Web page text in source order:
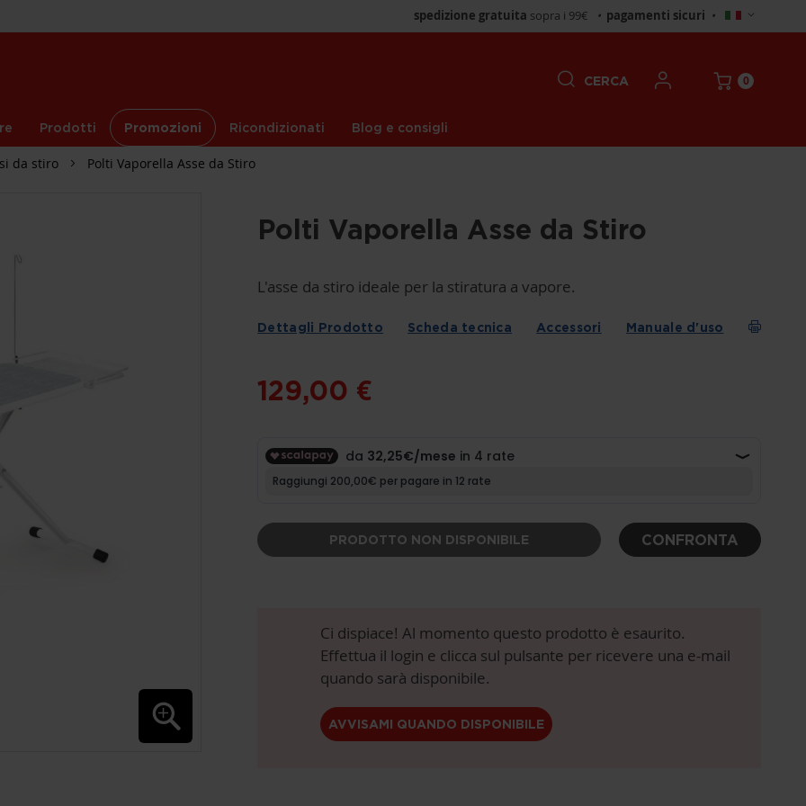
spedizione gratuita sopra i 99€ • pagamenti sicuri •
Seleziona
negozio
Prodotti Promozioni Ricondizionati Blog e consigli
CERCA 0
da stiro Polti Vaporella Asse da Stiro
Polti Vaporella Asse da Stiro
L'asse da stiro ideale per la stiratura a vapore.
Dettagli Prodotto Scheda tecnica Accessori Manuale d'uso
129,00 €
PRODOTTO NON DISPONIBILE CONFRONTA
Ci dispiace! Al momento questo prodotto è esaurito.
Effettua il login e clicca sul pulsante per ricevere una e-mail
quando sarà disponibile.
AVVISAMI QUANDO DISPONIBILE